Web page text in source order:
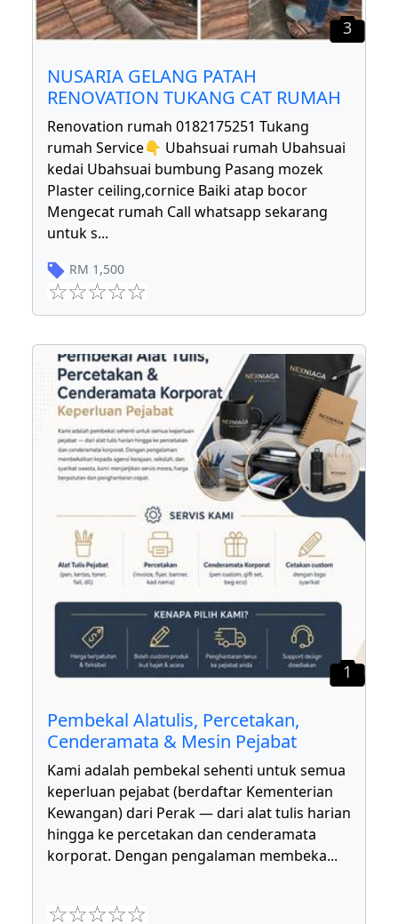
3
NUSARIA GELANG PATAH
RENOVATION TUKANG CAT RUMAH
Renovation rumah 0182175251 Tukang
rumah Service👇 Ubahsuai rumah Ubahsuai
kedai Ubahsuai bumbung Pasang mozek
Plaster ceiling,cornice Baiki atap bocor
Mengecat rumah Call whatsapp sekarang
untuk s...
RM 1,500
1
Pembekal Alatulis, Percetakan,
Cenderamata & Mesin Pejabat
Kami adalah pembekal sehenti untuk semua
keperluan pejabat (berdaftar Kementerian
Kewangan) dari Perak — dari alat tulis harian
hingga ke percetakan dan cenderamata
korporat. Dengan pengalaman membeka...